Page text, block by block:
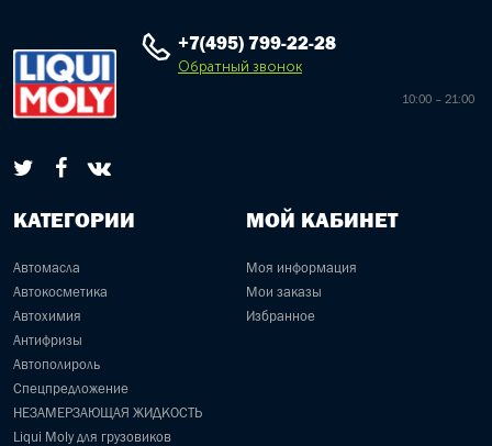
+7(495) 799-22-28
Обратный звонок
10:00 – 21:00
КАТЕГОРИИ
Автомасла
Автокосметика
Автохимия
Антифризы
Автополироль
Спецпредложение
НЕЗАМЕРЗАЮЩАЯ ЖИДКОСТЬ
Liqui Moly для грузовиков
МОЙ КАБИНЕТ
Моя информация
Мои заказы
Избранное